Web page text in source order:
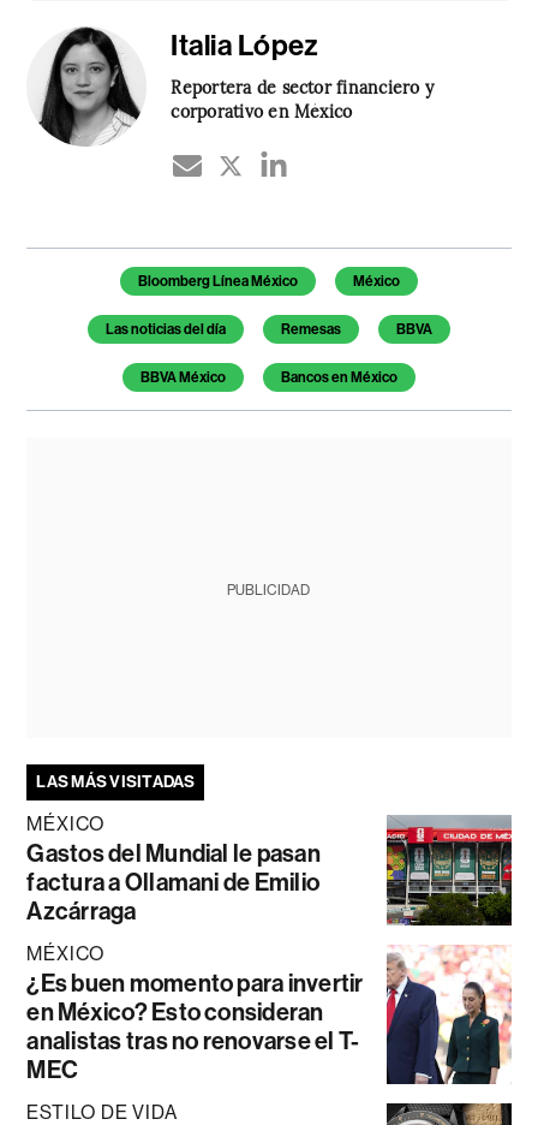
Italia López
Reportera de sector financiero y
corporativo en México
Temas de este artículo
Bloomberg Línea México México
Las noticias del día Remesas BBVA
BBVA México Bancos en México
PUBLICIDAD
LAS MÁS VISITADAS
MÉXICO
Gastos del Mundial le pasan
factura a Ollamani de Emilio
Azcárraga
MÉXICO
¿Es buen momento para invertir
en México? Esto consideran
analistas tras no renovarse el T-
MEC
ESTILO DE VIDA